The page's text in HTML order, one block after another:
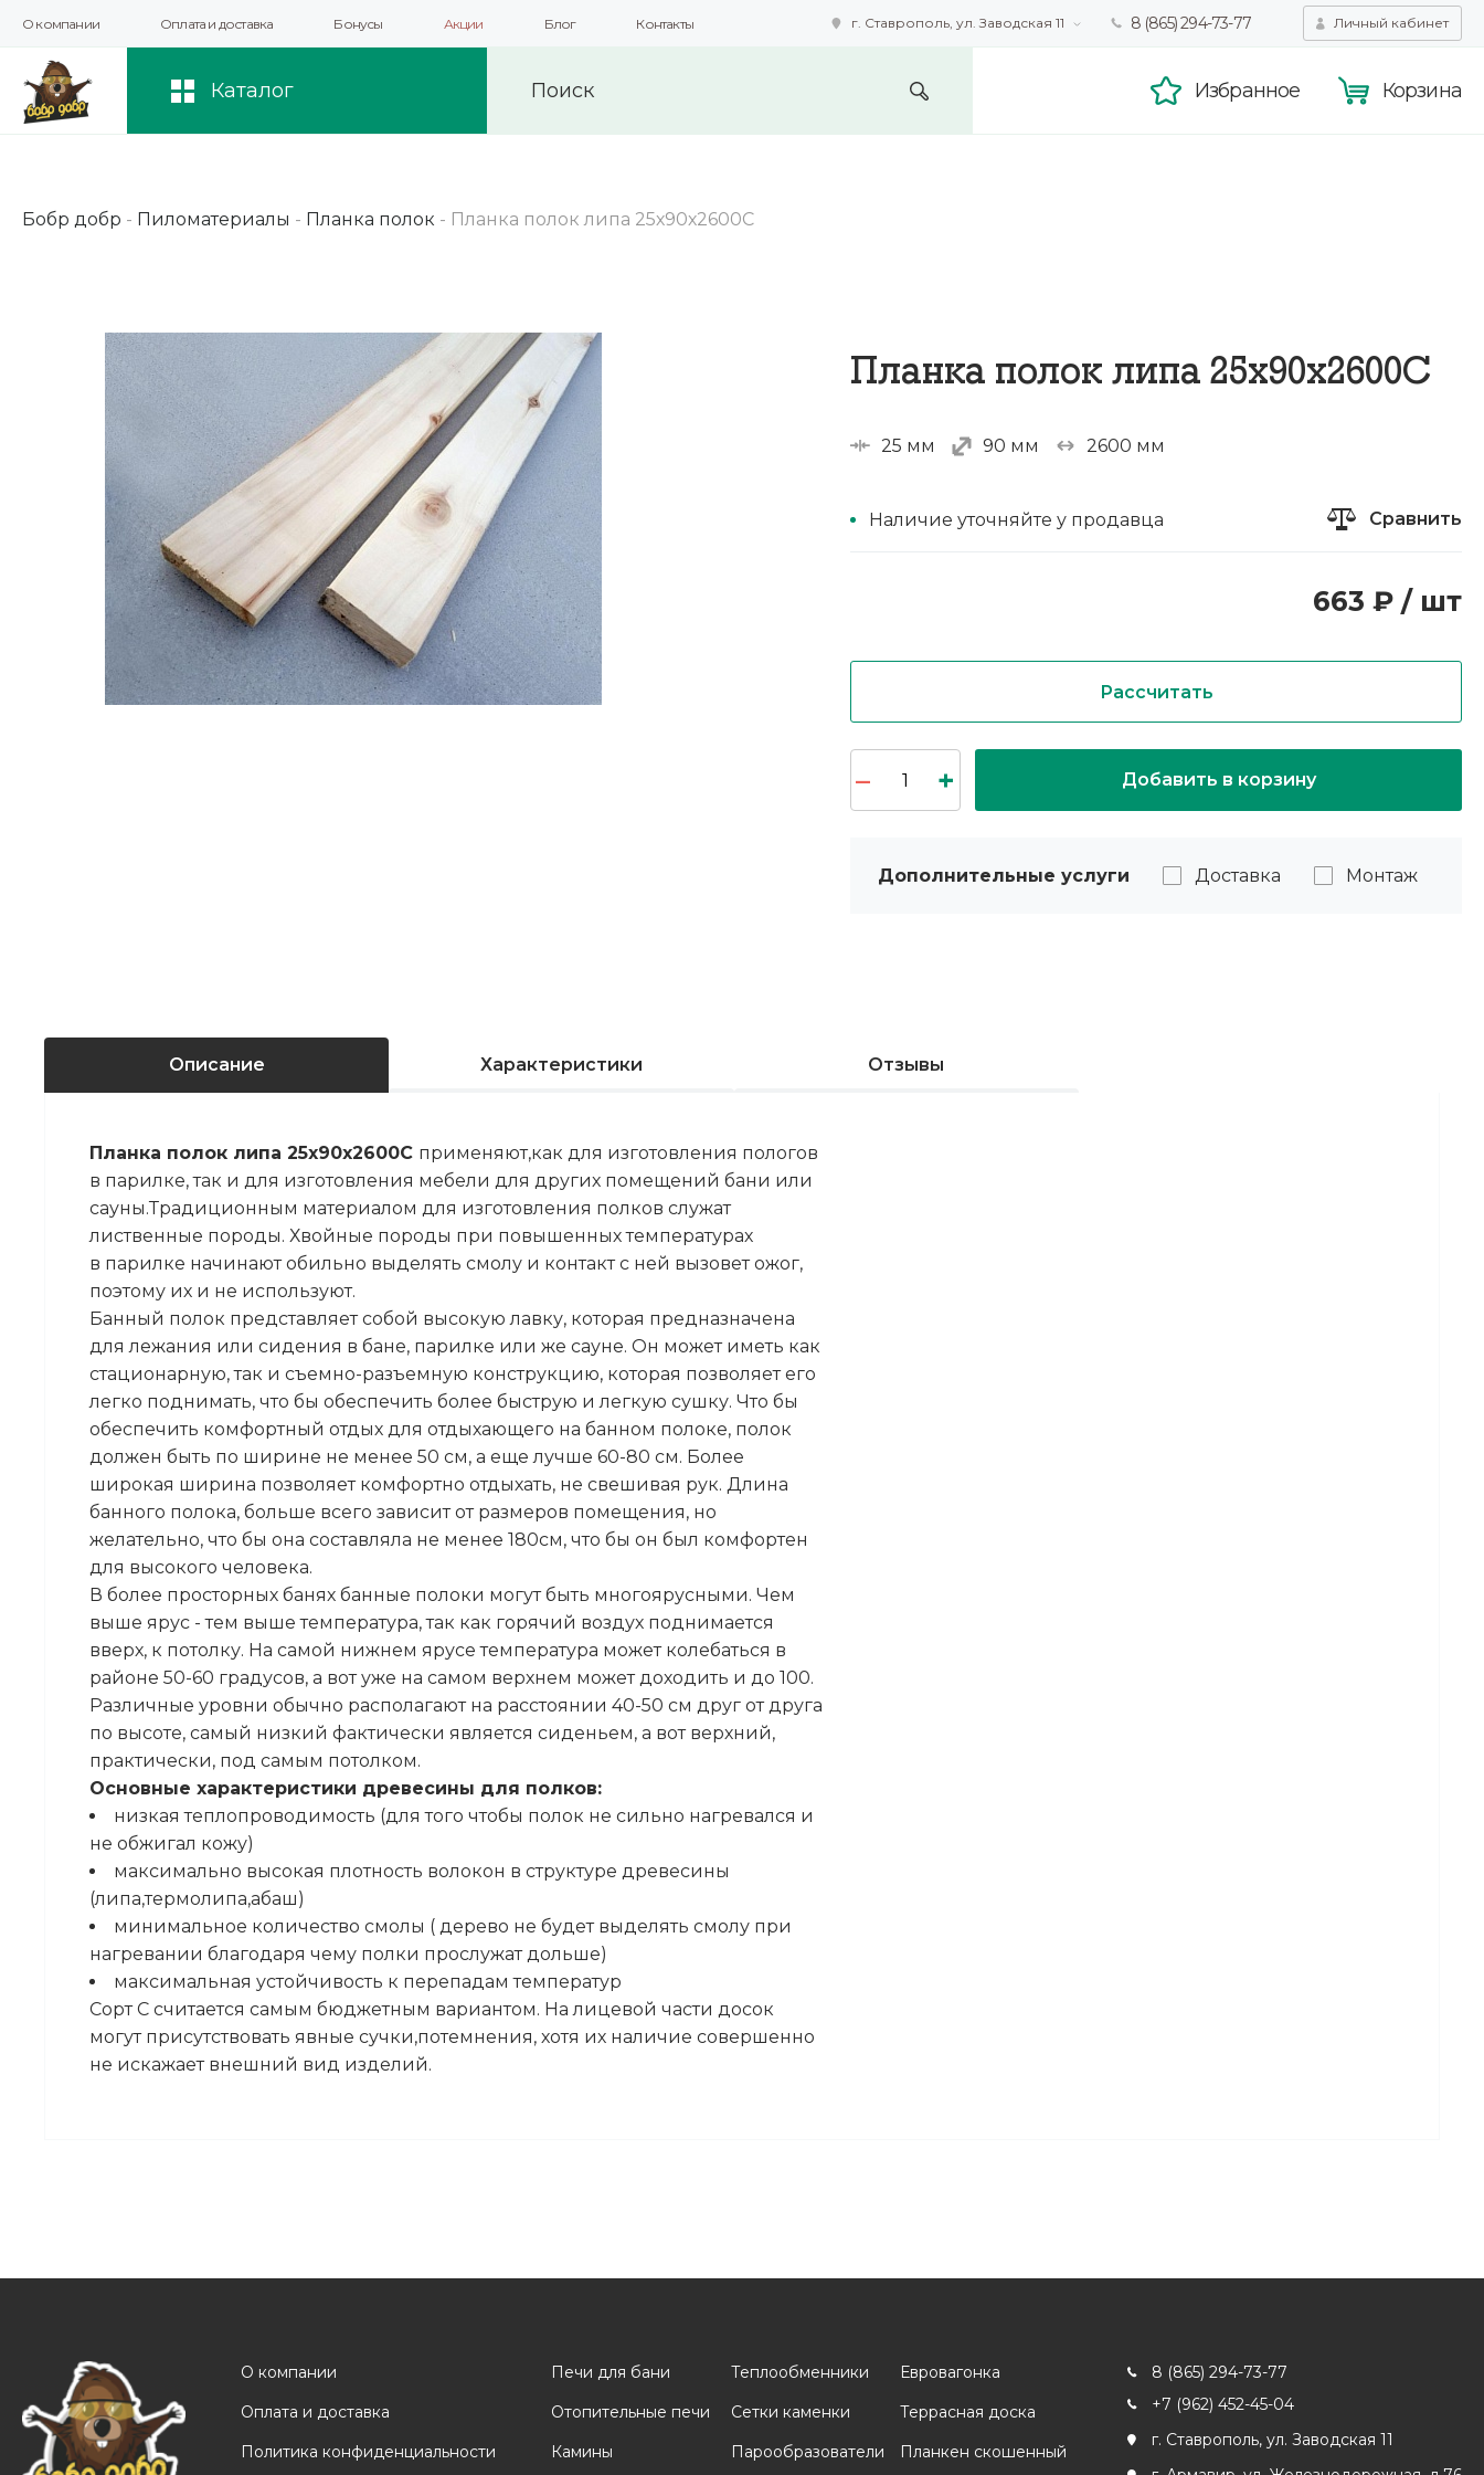
О компании Оплата и доставка Бонусы Акции Блог Контакты г. Ставрополь, ул. Заводская 11 8 (865) 294-73-77 Личный кабинет
Каталог Избранное Корзина
Бобр добр - Пиломатериалы - Планка полок - Планка полок липа 25х90х2600С
Планка полок липа 25х90х2600С
25 мм 90 мм 2600 мм
Наличие уточняйте у продавца Сравнить
663 ₽ / шт
Рассчитать
Добавить в корзину
Дополнительные услуги Доставка Монтаж
Описание Характеристики Отзывы
Планка полок липа 25х90х2600С применяют,как для изготовления пологов
в парилке, так и для изготовления мебели для других помещений бани или
сауны.Традиционным материалом для изготовления полков служат
лиственные породы. Хвойные породы при повышенных температурах
в парилке начинают обильно выделять смолу и контакт с ней вызовет ожог,
поэтому их и не используют.
Банный полок представляет собой высокую лавку, которая предназначена
для лежания или сидения в бане, парилке или же сауне. Он может иметь как
стационарную, так и съемно-разъемную конструкцию, которая позволяет его
легко поднимать, что бы обеспечить более быструю и легкую сушку. Что бы
обеспечить комфортный отдых для отдыхающего на банном полоке, полок
должен быть по ширине не менее 50 см, а еще лучше 60-80 см. Более
широкая ширина позволяет комфортно отдыхать, не свешивая рук. Длина
банного полока, больше всего зависит от размеров помещения, но
желательно, что бы она составляла не менее 180см, что бы он был комфортен
для высокого человека.
В более просторных банях банные полоки могут быть многоярусными. Чем
выше ярус - тем выше температура, так как горячий воздух поднимается
вверх, к потолку. На самой нижнем ярусе температура может колебаться в
районе 50-60 градусов, а вот уже на самом верхнем может доходить и до 100.
Различные уровни обычно располагают на расстоянии 40-50 см друг от друга
по высоте, самый низкий фактически является сиденьем, а вот верхний,
практически, под самым потолком.
Основные характеристики древесины для полков:
низкая теплопроводимость (для того чтобы полок не сильно нагревался и
не обжигал кожу)
максимально высокая плотность волокон в структуре древесины
(липа,термолипа,абаш)
минимальное количество смолы ( дерево не будет выделять смолу при
нагревании благодаря чему полки прослужат дольше)
максимальная устойчивость к перепадам температур
Сорт С считается самым бюджетным вариантом. На лицевой части досок
могут присутствовать явные сучки,потемнения, хотя их наличие совершенно
не искажает внешний вид изделий.
О компании
Оплата и доставка
Политика конфиденциальности
Печи для бани
Отопительные печи
Камины
Теплообменники
Сетки каменки
Парообразователи
Евровагонка
Террасная доска
Планкен скошенный
8 (865) 294-73-77
+7 (962) 452-45-04
г. Ставрополь, ул. Заводская 11
Мы используем файлы cookie и другие подобные технологии для получения данных с целью сбора статистики,